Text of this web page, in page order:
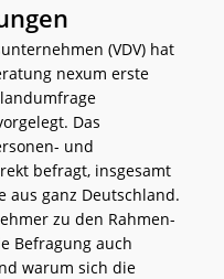
(VDV) hat
nexum erste
Das
und
befragt, insgesamt
aus ganz Deutschland.
zu den Rahmen-
Befragung auch
warum sich die